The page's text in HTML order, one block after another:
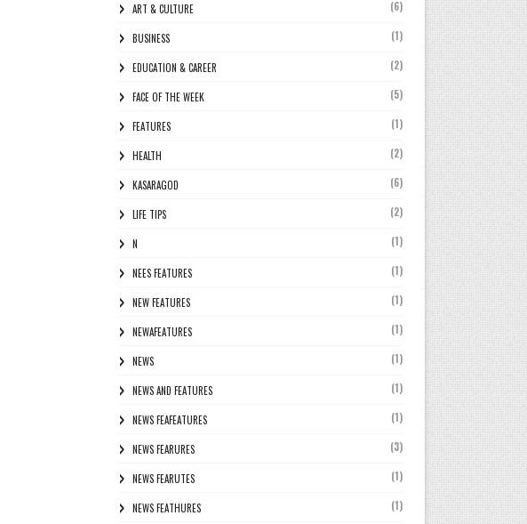
ART & CULTURE (6)
BUSINESS (1)
EDUCATION & CAREER (2)
FACE OF THE WEEK (5)
FEATURES (1)
HEALTH (2)
KASARAGOD (6)
LIFE TIPS (2)
N (1)
NEES FEATURES (1)
NEW FEATURES (1)
NEWAFEATURES (1)
NEWS (1)
NEWS AND FEATURES (1)
NEWS FEAFEATURES (1)
NEWS FEARURES (3)
NEWS FEARUTES (1)
NEWS FEATHURES (1)